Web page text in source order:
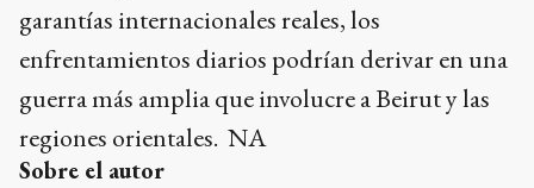
garantías internacionales reales, los
enfrentamientos diarios podrían derivar en una
guerra más amplia que involucre a Beirut y las
regiones orientales. NA
Sobre el autor